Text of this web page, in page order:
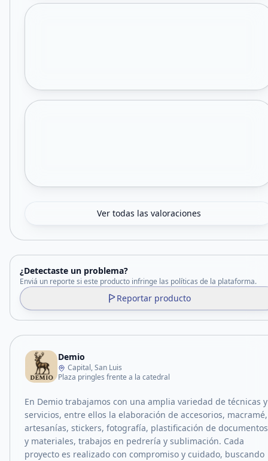
Ver todas las valoraciones
¿Detectaste un problema?
Enviá un reporte si este producto infringe las políticas de la plataforma.
Reportar producto
Demio
Capital, San Luis
Plaza pringles frente a la catedral
En Demio trabajamos con una amplia variedad de técnicas y
servicios, entre ellos la elaboración de accesorios, macramé,
artesanías, stickers, fotografía, plastificación de documentos
y materiales, trabajos en pedrería y sublimación. Cada
proyecto es realizado con compromiso y cuidado, buscando